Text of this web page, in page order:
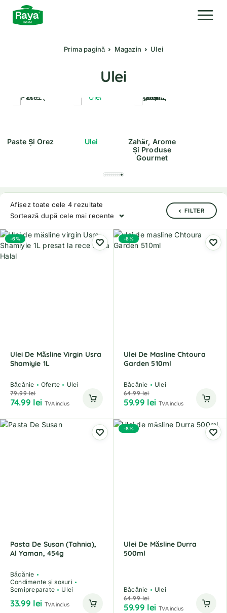
Prima pagină Magazin Ulei
Ulei
Paste Și Orez Ulei
Zahăr, Arome
Și Produse
Gourmet
Afișez toate cele 4 rezultate
Sortează după cele mai recente
FILTER
-6%
Ulei De Măsline Virgin Usra
Shamiyie 1L
Băcănie Oferte
Ulei
79.99lei
74.99 lei TVA inclus
-8%
Ulei De Masline Chtoura
Garden 510ml
Băcănie
Ulei
64.99lei
59.99 lei TVA inclus
Pasta De Susan (Tahnia),
Al Yaman, 454g
Băcănie
Condimente și sosuri
Semipreparate
Ulei
33.99 lei TVA inclus
-8%
Ulei De Măsline Durra
500ml
Băcănie
Ulei
64.99lei
59.99 lei TVA inclus